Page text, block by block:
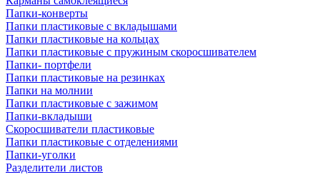
Папки-конверты
Папки пластиковые с вкладышами
Папки пластиковые на кольцах
Папки пластиковые с пружиным скоросшивателем
Папки- портфели
Папки пластиковые на резинках
Папки на молнии
Папки пластиковые с зажимом
Папки-вкладыши
Скоросшиватели пластиковые
Папки пластиковые с отделениями
Папки-уголки
Разделители листов